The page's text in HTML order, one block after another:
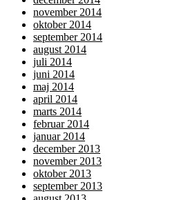
november 2014
oktober 2014
september 2014
august 2014
juli 2014
juni 2014
maj 2014
april 2014
marts 2014
februar 2014
januar 2014
december 2013
november 2013
oktober 2013
september 2013